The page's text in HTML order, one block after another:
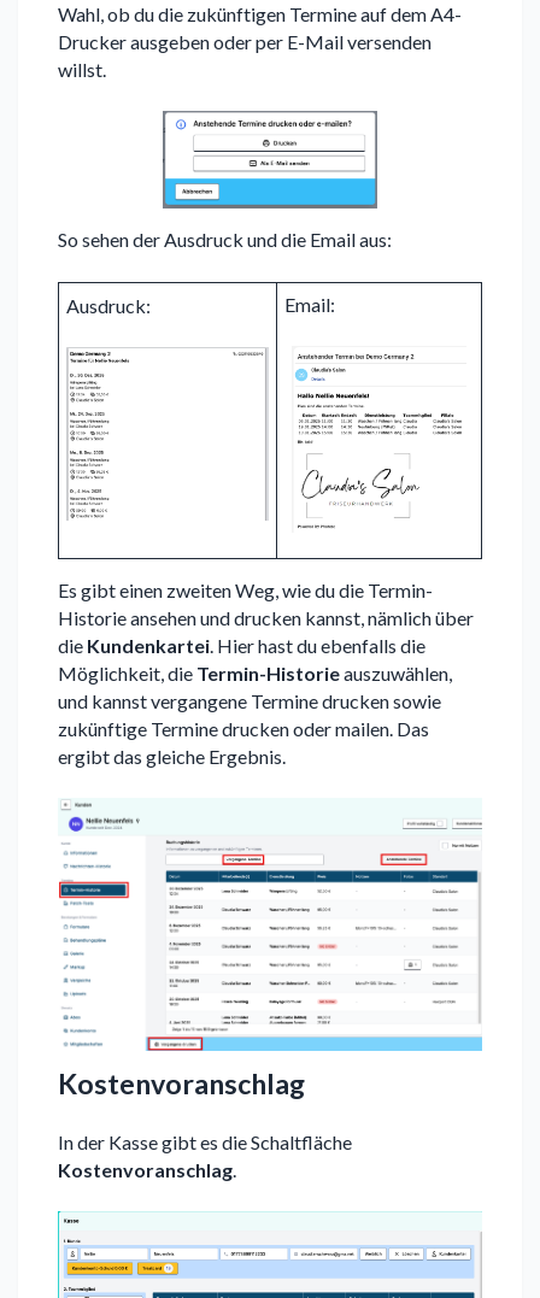
Wahl, ob du die zukünftigen Termine auf dem A4-
Drucker ausgeben oder per E-Mail versenden
willst.
So sehen der Ausdruck und die Email aus:
Ausdruck: Email:
Es gibt einen zweiten Weg, wie du die Termin-
Historie ansehen und drucken kannst, nämlich über
die Kundenkartei. Hier hast du ebenfalls die
Möglichkeit, die Termin-Historieauszuwählen,
und kannst vergangene Termine drucken sowie
zukünftige Termine drucken oder mailen. Das
ergibt das gleiche Ergebnis.
Kostenvoranschlag
In der Kasse gibt es die Schaltfläche
Kostenvoranschlag